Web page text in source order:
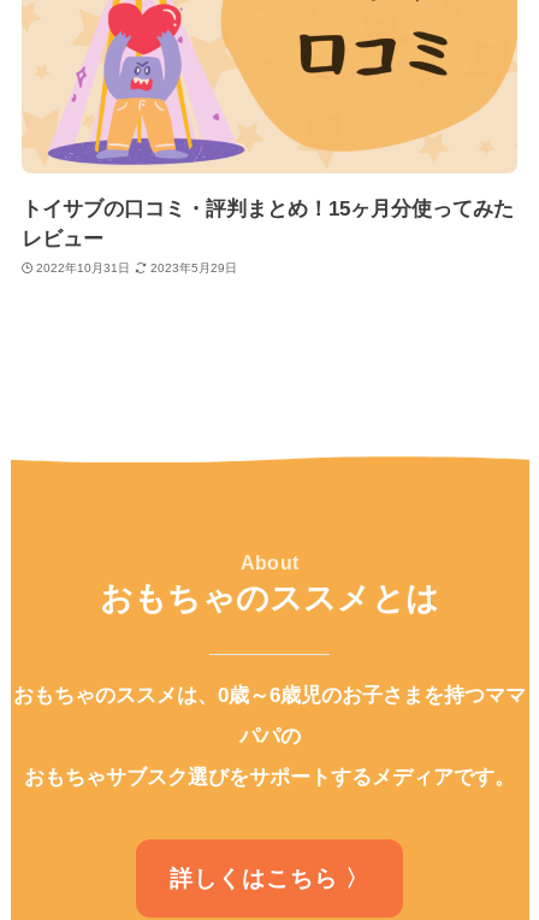
トイサブの口コミ・評判まとめ！15ヶ月分使ってみた
レビュー
2022年10月31日 2023年5月29日
About
おもちゃのススメとは
おもちゃのススメは、0歳～6歳児のお子さまを持つママ
パパの
おもちゃサブスク選びをサポートするメディアです。
詳しくはこちら 〉